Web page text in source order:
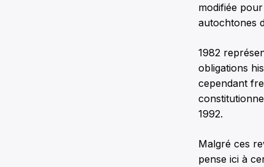
modifiée
autochtones
1982
obligations
cependant
1992.
Malgré ces
pense ici à